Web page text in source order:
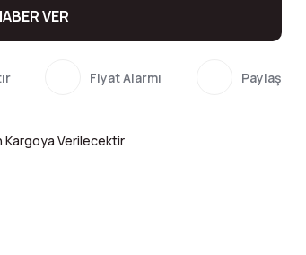
VER
Fiyat Alarmı Paylaş
Kargoya Verilecektir